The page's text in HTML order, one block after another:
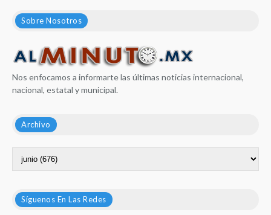
Sobre Nosotros
Nos enfocamos a informarte las últimas noticias internacional,
nacional, estatal y municipal.
Archivo
Síguenos En Las Redes